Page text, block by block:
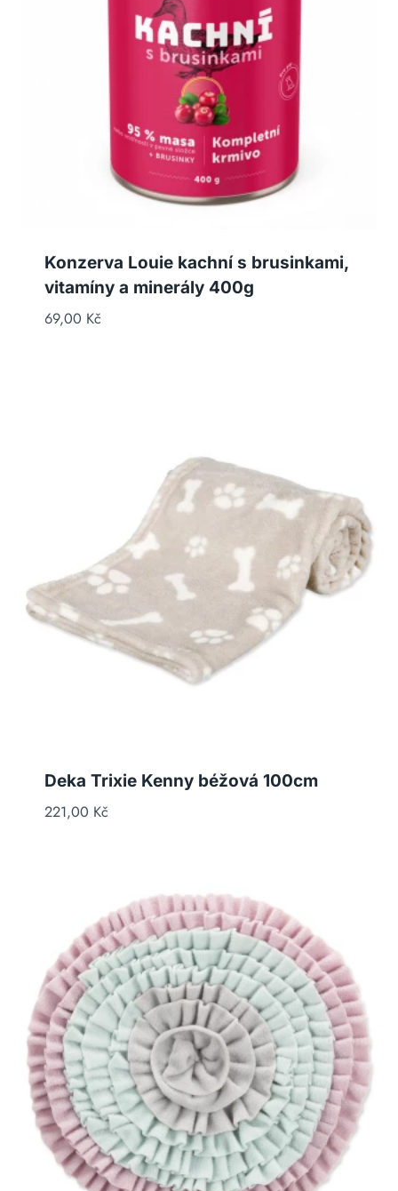
Konzerva Louie kachní s brusinkami,
vitamíny a minerály 400g
69,00 Kč
Deka Trixie Kenny béžová 100cm
221,00 Kč